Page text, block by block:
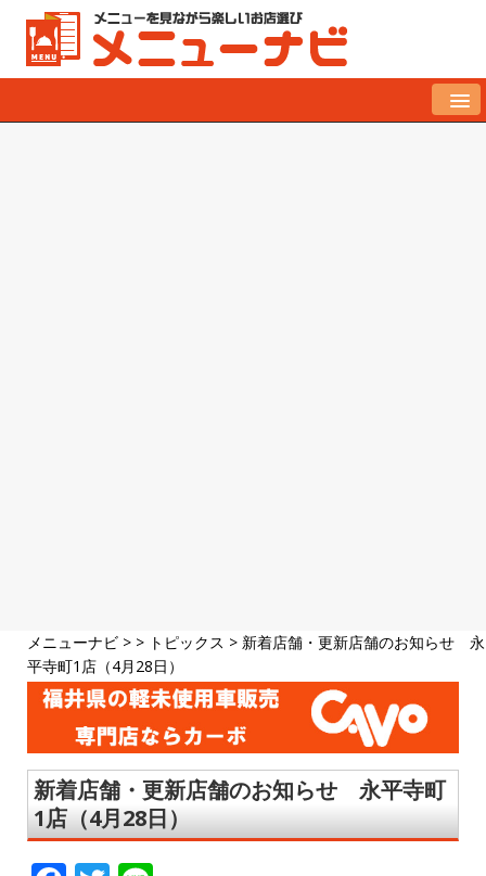
メニューナビ > > トピックス > 新着店舗・更新店舗のお知らせ 永
平寺町1店（4月28日）
新着店舗・更新店舗のお知らせ 永平寺町
1店（4月28日）